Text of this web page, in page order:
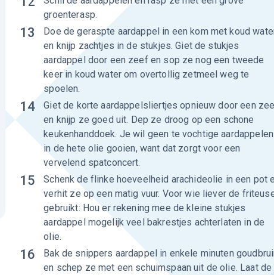
groenterasp.
13
Doe de geraspte aardappel in een kom met koud
en knijp zachtjes in de stukjes. Giet de stukjes
aardappel door een zeef en sop ze nog een tweede
keer in koud water om overtollig zetmeel weg te
spoelen.
14
Giet de korte aardappelsliertjes opnieuw door een
en knijp ze goed uit. Dep ze droog op een schone
keukenhanddoek. Je wil geen te vochtige aardappelen
in de hete olie gooien, want dat zorgt voor een
vervelend spatconcert.
15
Schenk de flinke hoeveelheid arachideolie in een pot
verhit ze op een matig vuur. Voor wie liever de
gebruikt: Hou er rekening mee de kleine stukjes
aardappel mogelijk veel bakrestjes achterlaten in de
olie.
16
Bak de snippers aardappel in enkele minuten
en schep ze met een schuimspaan uit de olie. Laat de